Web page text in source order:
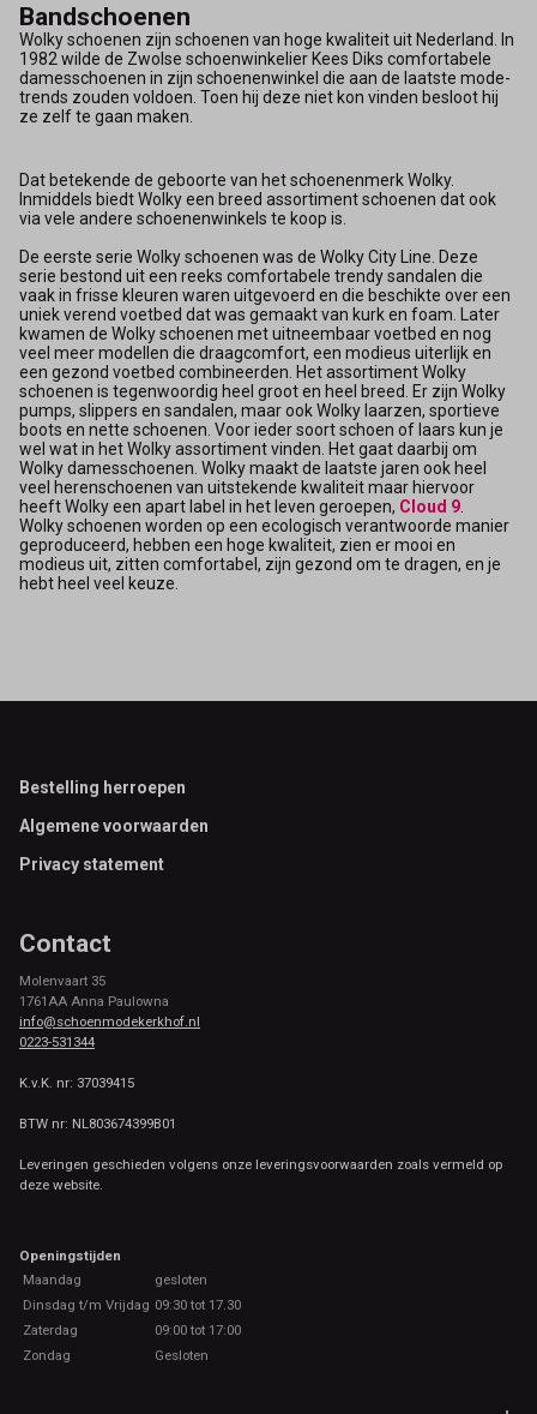
Bandschoenen
Wolky schoenen zijn schoenen van hoge kwaliteit uit Nederland. In
1982 wilde de Zwolse schoenwinkelier Kees Diks comfortabele
damesschoenen in zijn schoenenwinkel die aan de laatste mode-
trends zouden voldoen. Toen hij deze niet kon vinden besloot hij
ze zelf te gaan maken.
Dat betekende de geboorte van het schoenenmerk Wolky.
Inmiddels biedt Wolky een breed assortiment schoenen dat ook
via vele andere schoenenwinkels te koop is.
De eerste serie Wolky schoenen was de Wolky City Line. Deze
serie bestond uit een reeks comfortabele trendy sandalen die
vaak in frisse kleuren waren uitgevoerd en die beschikte over een
uniek verend voetbed dat was gemaakt van kurk en foam. Later
kwamen de Wolky schoenen met uitneembaar voetbed en nog
veel meer modellen die draagcomfort, een modieus uiterlijk en
een gezond voetbed combineerden. Het assortiment Wolky
schoenen is tegenwoordig heel groot en heel breed. Er zijn Wolky
pumps, slippers en sandalen, maar ook Wolky laarzen, sportieve
boots en nette schoenen. Voor ieder soort schoen of laars kun je
wel wat in het Wolky assortiment vinden. Het gaat daarbij om
Wolky damesschoenen. Wolky maakt de laatste jaren ook heel
veel herenschoenen van uitstekende kwaliteit maar hiervoor
heeft Wolky een apart label in het leven geroepen, Cloud 9
Wolky schoenen worden op een ecologisch verantwoorde manier
geproduceerd, hebben een hoge kwaliteit, zien er mooi en
modieus uit, zitten comfortabel, zijn gezond om te dragen, en je
hebt heel veel keuze.
Footer
Bestelling herroepen
Algemene voorwaarden
Privacy statement
Contact
Molenvaart 35
1761AA Anna Paulowna
info@schoenmodekerkhof.nl
0223-531344
K.v.K. nr: 37039415
BTW nr: NL803674399B01
Leveringen geschieden volgens onze leveringsvoorwaarden zoals vermeld op
deze website.
Openingstijden
Maandag
gesloten
Dinsdag t/m Vrijdag 09:30 tot 17.30
Zaterdag
09:00 tot 17:00
Zondag
Gesloten